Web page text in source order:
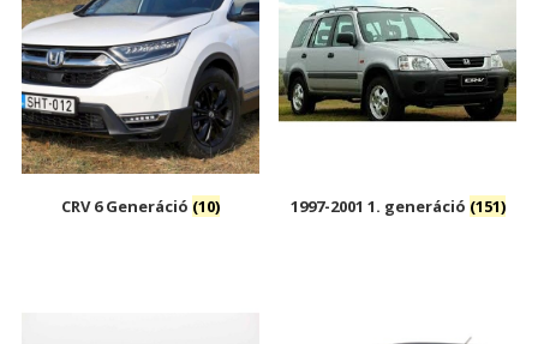
CRV 6 Generáció (10) 1997-2001 1. generáció (151)